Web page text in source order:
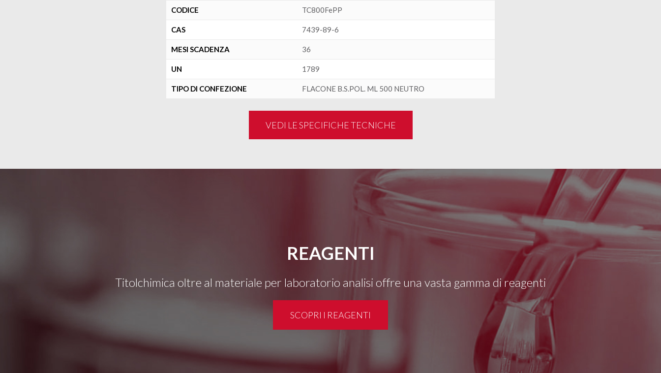
CODICE TC800FePP
CAS 7439-89-6
MESI SCADENZA 36
UN 1789
TIPO DI CONFEZIONE FLACONE B.S.POL. ML 500 NEUTRO
VEDI LE SPECIFICHE TECNICHE
REAGENTI
Titolchimica oltre al materiale per laboratorio analisi offre una vasta gamma di reagenti
SCOPRI I REAGENTI